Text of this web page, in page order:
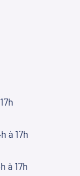
à 17h
à 17h